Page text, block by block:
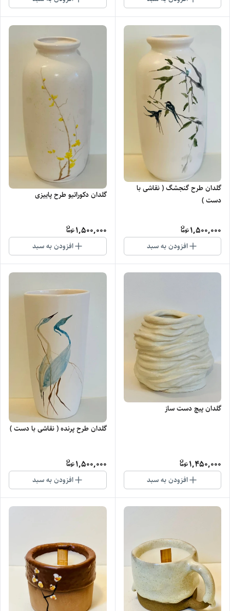
گلدان طرح گنجشگ ( نقاشی با
دست )
1,500,000
افزودن به سبد
گلدان دکوراتیو طرح پاییزی
1,500,000
افزودن به سبد
گلدان پیچ دست ساز
1,450,000
افزودن به سبد
گلدان طرح پرنده ( نقاشی با دست )
1,500,000
افزودن به سبد